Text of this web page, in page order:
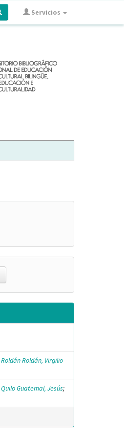
Servicios
Roldán Roldán, Virgilio
Quilo Guatemal, Jesús;